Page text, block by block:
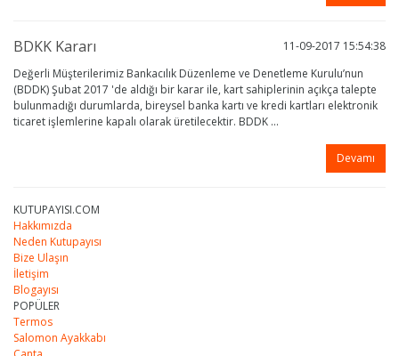
BDKK Kararı
11-09-2017 15:54:38
Değerli Müşterilerimiz Bankacılık Düzenleme ve Denetleme Kurulu’nun
(BDDK) Şubat 2017 'de aldığı bir karar ile, kart sahiplerinin açıkça talepte
bulunmadığı durumlarda, bireysel banka kartı ve kredi kartları elektronik
ticaret işlemlerine kapalı olarak üretilecektir. BDDK ...
Devamı
KUTUPAYISI.COM
Hakkımızda
Neden Kutupayısı
Bize Ulaşın
İletişim
Blogayısı
POPÜLER
Termos
Salomon Ayakkabı